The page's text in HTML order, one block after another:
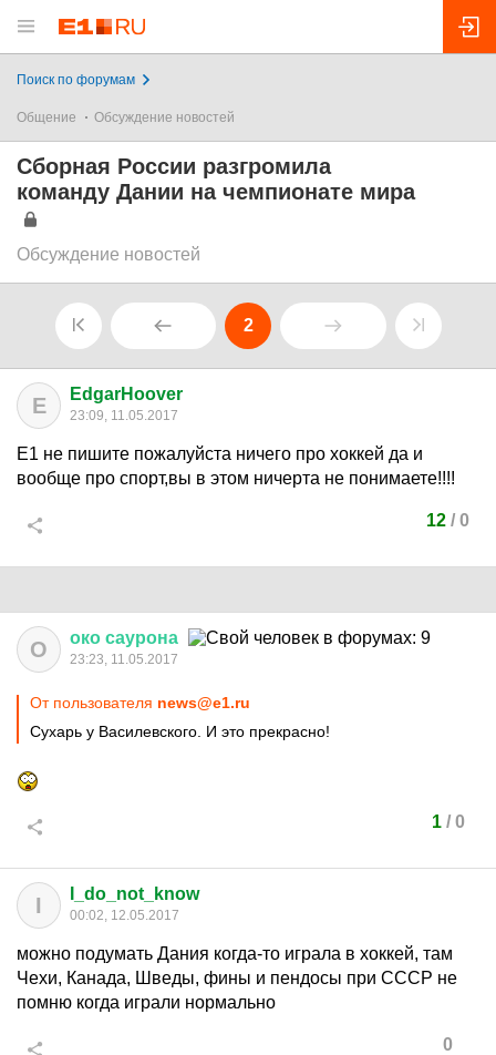
Поиск по форумам
Общение Обсуждение новостей
Сборная России разгромила
команду Дании на чемпионате мира
Обсуждение новостей
2
E EdgarHoover
23:09, 11.05.2017
Е1 не пишите пожалуйста ничего про хоккей да и
вообще про спорт,вы в этом ничерта не понимаете!!!!
12 / 0
О око саурона
23:23, 11.05.2017
От пользователя news@e1.ru
Сухарь у Василевского. И это прекрасно!
1/ 0
I I_do_not_know
00:02, 12.05.2017
можно подумать Дания когда-то играла в хоккей, там
Чехи, Канада, Шведы, фины и пендосы при СССР не
помню когда играли нормально
0